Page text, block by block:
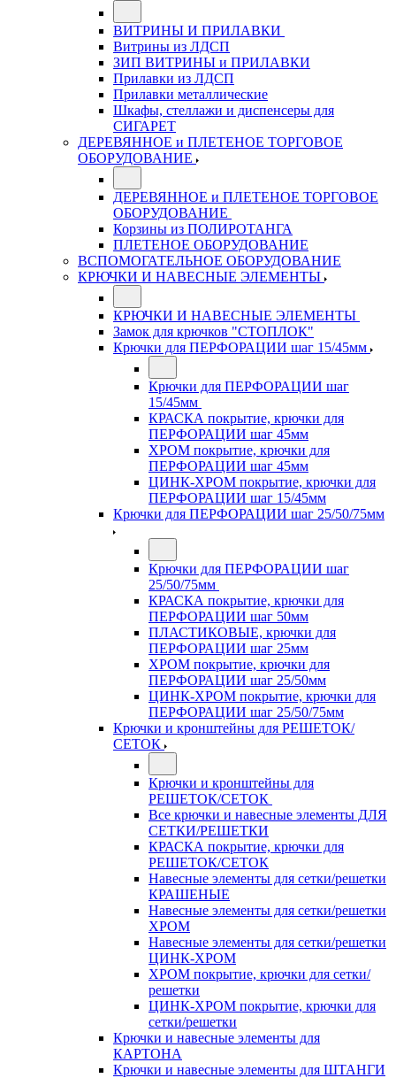
ВИТРИНЫ И ПРИЛАВКИ
Витрины из ЛДСП
ЗИП ВИТРИНЫ и ПРИЛАВКИ
Прилавки из ЛДСП
Прилавки металлические
Шкафы, стеллажи и диспенсеры для
СИГАРЕТ
ДЕРЕВЯННОЕ и ПЛЕТЕНОЕ ТОРГОВОЕ
ОБОРУДОВАНИЕ
ДЕРЕВЯННОЕ и ПЛЕТЕНОЕ ТОРГОВОЕ
ОБОРУДОВАНИЕ
Корзины из ПОЛИРОТАНГА
ПЛЕТЕНОЕ ОБОРУДОВАНИЕ
ВСПОМОГАТЕЛЬНОЕ ОБОРУДОВАНИЕ
КРЮЧКИ И НАВЕСНЫЕ ЭЛЕМЕНТЫ
КРЮЧКИ И НАВЕСНЫЕ ЭЛЕМЕНТЫ
Замок для крючков "СТОПЛОК"
Крючки для ПЕРФОРАЦИИ шаг 15/45мм
Крючки для ПЕРФОРАЦИИ шаг
15/45мм
КРАСКА покрытие, крючки для
ПЕРФОРАЦИИ шаг 45мм
ХРОМ покрытие, крючки для
ПЕРФОРАЦИИ шаг 45мм
ЦИНК-ХРОМ покрытие, крючки для
ПЕРФОРАЦИИ шаг 15/45мм
Крючки для ПЕРФОРАЦИИ шаг 25/50/75мм
Крючки для ПЕРФОРАЦИИ шаг
25/50/75мм
КРАСКА покрытие, крючки для
ПЕРФОРАЦИИ шаг 50мм
ПЛАСТИКОВЫЕ, крючки для
ПЕРФОРАЦИИ шаг 25мм
ХРОМ покрытие, крючки для
ПЕРФОРАЦИИ шаг 25/50мм
ЦИНК-ХРОМ покрытие, крючки для
ПЕРФОРАЦИИ шаг 25/50/75мм
Крючки и кронштейны для РЕШЕТОК/
СЕТОК
Крючки и кронштейны для
РЕШЕТОК/СЕТОК
Все крючки и навесные элементы ДЛЯ
СЕТКИ/РЕШЕТКИ
КРАСКА покрытие, крючки для
РЕШЕТОК/СЕТОК
Навесные элементы для сетки/решетки
КРАШЕНЫЕ
Навесные элементы для сетки/решетки
ХРОМ
Навесные элементы для сетки/решетки
ЦИНК-ХРОМ
ХРОМ покрытие, крючки для сетки/
решетки
ЦИНК-ХРОМ покрытие, крючки для
сетки/решетки
Крючки и навесные элементы для
КАРТОНА
Крючки и навесные элементы для ШТАНГИ